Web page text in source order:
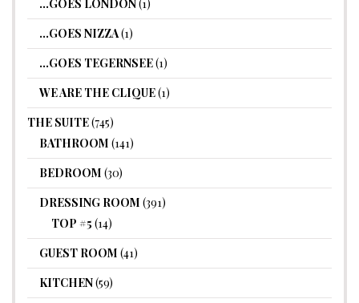
…GOES LONDON(1)
…GOES NIZZA(1)
…GOES TEGERNSEE(1)
WE ARE THE CLIQUE(1)
THE SUITE(745)
BATHROOM (141)
BEDROOM (30)
DRESSING ROOM (391)
TOP #5 (14)
GUEST ROOM (41)
KITCHEN(59)